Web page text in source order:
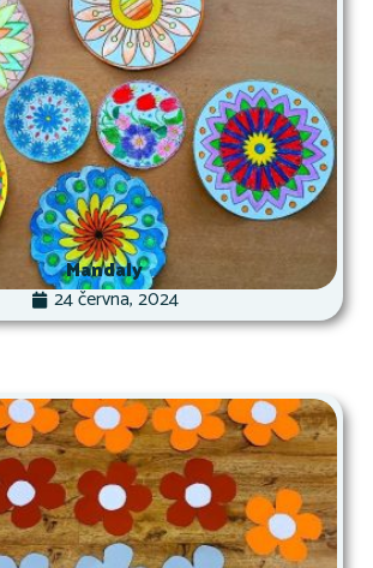
Mandaly
24 června, 2024